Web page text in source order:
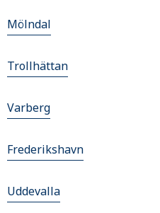
Mölndal
Trollhättan
Varberg
Frederikshavn
Uddevalla